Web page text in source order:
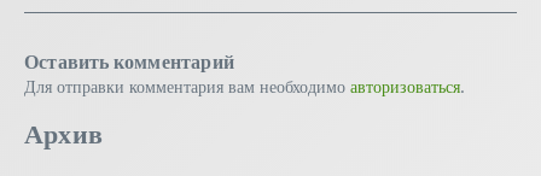
Оставить комментарий
Для отправки комментария вам необходимо авторизоваться.
Архив